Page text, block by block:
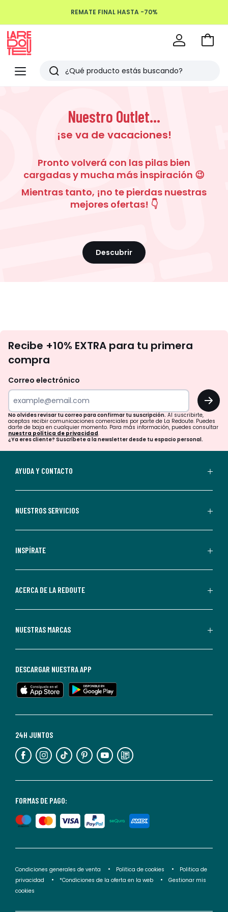
REMATE FINAL HASTA -70%
Menu
Redoute
Buscar
Últimos
vistos
Ir
Nuestro Outlet...
¡se va de vacaciones!
Pronto volverá con las pilas bien
cargadas y mucha más inspiración 😉
Mientras tanto, ¡no te pierdas nuestras
mejores ofertas! 👇
Descubrir
te
tu
para
confirmar
tu
suscripción.
aceptas
comerciales
personalizadas
parte
Redoute.
de
en
cualquier
Para
información,
puedes
de
privacidad</2>.
Recibe +10% EXTRA para tu primera
compra
Correo electrónico
OK
No olvides revisar tu correo para confirmar tu suscripción. Al suscribirte,
aceptas recibir comunicaciones comerciales por parte de La Redoute. Puedes
darte de baja en cualquier momento. Para más información, puedes consultar
nuestra política de privacidad.
¿Ya eres cliente? Suscríbete a la newsletter desde tu espacio personal.
AYUDA Y CONTACTO
NUESTROS SERVICIOS
INSPÍRATE
ACERCA DE LA REDOUTE
NUESTRAS MARCAS
FORMAS DE PAGO:
24H JUNTOS
DESCARGAR NUESTRA APP
Condiciones generales de venta Politica de cookies
Politica de
privacidad
*Condiciones de la oferta en la web
Gestionar mis
cookies